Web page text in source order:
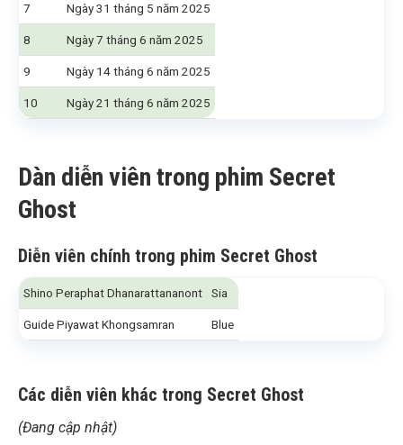
7 Ngày 31 tháng 5 năm 2025
8 Ngày 7 tháng 6 năm 2025
9 Ngày 14 tháng 6 năm 2025
10 Ngày 21 tháng 6 năm 2025
Dàn diễn viên trong phim Secret
Ghost
Diễn viên chính trong phim Secret Ghost
Shino Peraphat Dhanarattananont Sia
Guide Piyawat Khongsamran Blue
Các diễn viên khác trong Secret Ghost
(Đang cập nhật)